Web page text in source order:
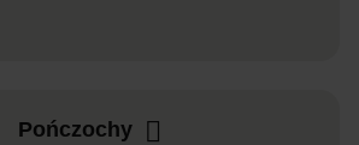
Pończochy